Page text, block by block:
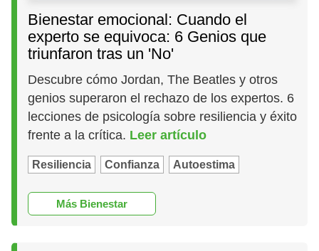
Bienestar emocional: Cuando el
experto se equivoca: 6 Genios que
triunfaron tras un 'No'
Descubre cómo Jordan, The Beatles y otros
genios superaron el rechazo de los expertos. 6
lecciones de psicología sobre resiliencia y éxito
frente a la crítica. Leer artículo
Resiliencia Confianza Autoestima
Más Bienestar